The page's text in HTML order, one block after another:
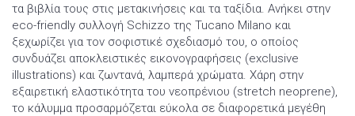
τα βιβλία τους στις μετακινήσεις και τα ταξίδια. Ανήκει στην
eco-friendly συλλογή Schizzo της Tucano Milano και
ξεχωρίζει για τον σοφιστικέ σχεδιασμό του, ο οποίος
συνδυάζει αποκλειστικές εικονογραφήσεις (exclusive
illustrations) και ζωντανά, λαμπερά χρώματα. Χάρη στην
εξαιρετική ελαστικότητα του νεοπρένιου (stretch neoprene),
το κάλυμμα προσαρμόζεται εύκολα σε διαφορετικά μεγέθη